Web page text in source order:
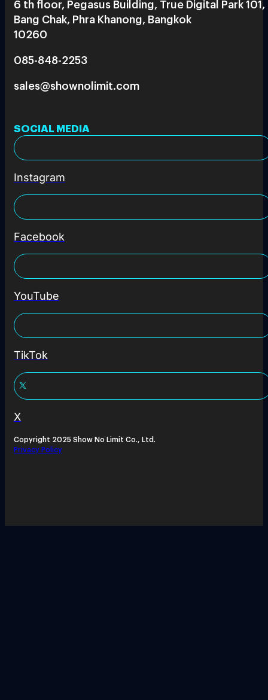
6 th floor, Pegasus Building, True Digital Park 101,
Bang Chak, Phra Khanong, Bangkok
10260
085-848-2253
sales@shownolimit.com
SOCIAL MEDIA
Instagram
Facebook
YouTube
TikTok
X
Copyright 2025 Show No Limit Co., Ltd.
Privacy Policy